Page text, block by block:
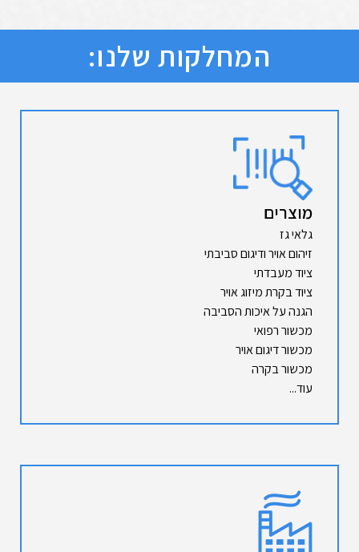
המחלקות שלנו:
מוצרים
גלאי גז
זיהום אויר ודיגום סביבתי
ציוד מעבדתי
ציוד בקרת מיזוג אויר
הגנה על איכות הסביבה
מכשור רפואי
מכשור דיגום אויר
מכשור בקרה
עוד...